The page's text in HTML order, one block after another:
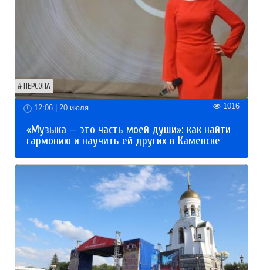
ПЕРСОНА
12:06 | 20 июля 1016
«Музыка — это часть моей души»: как найти
гармонию и научить ей других в Каменске